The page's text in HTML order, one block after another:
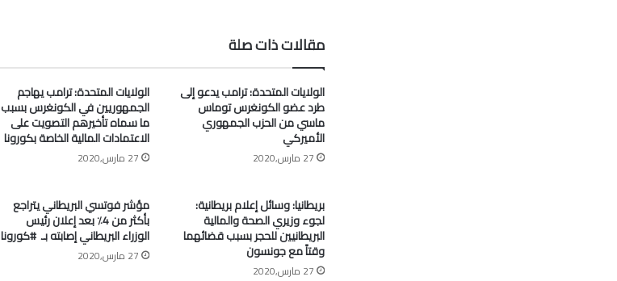
مقالات ذات صلة
الولايات المتحدة: ترامب يدعو إلى
طرد عضو الكونغرس توماس
ماسي من الحزب الجمهوري
الأميركي
27 مارس,2020
الولايات المتحدة: ترامب يهاجم
الجمهوريين في الكونغرس بسبب
ما سماه تأخيرهم التصويت على
الاعتمادات المالية الخاصة بكورونا
27 مارس,2020
بريطانيا: وسائل إعلام بريطانية:
لجوء وزيري الصحة والمالية
البريطانيين للحجر بسبب قضائهما
وقتاً مع جونسون
27 مارس,2020
مؤشر فوتسي البريطاني يتراجع
بأكثر من 4٪ بعد إعلان رئيس
الوزراء البريطاني إصابته بـ ⁧ #كورونا⁩
27 مارس,2020